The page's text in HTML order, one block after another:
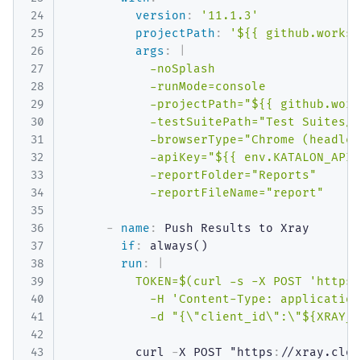
version :
'11.1.3'
projectPath :
'${{
args :
            -noSplash
            -runMode=console
-projectPath="${{
-testSuitePath="Test Suites/
-browserType="Chrome
-apiKey="${{
            -reportFolder="Reports"
            -reportFileName="report"
- name :
Push Results to Xray
if :
always()
run :
TOKEN=$(curl -s -X POST
-H 'Content-Type:
-d
          curl
-X POST "https : //